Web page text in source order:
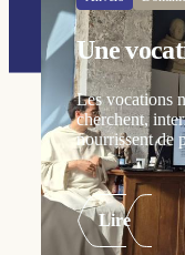
Une
Les vocations
cherchent,
nourrissent de
Lire